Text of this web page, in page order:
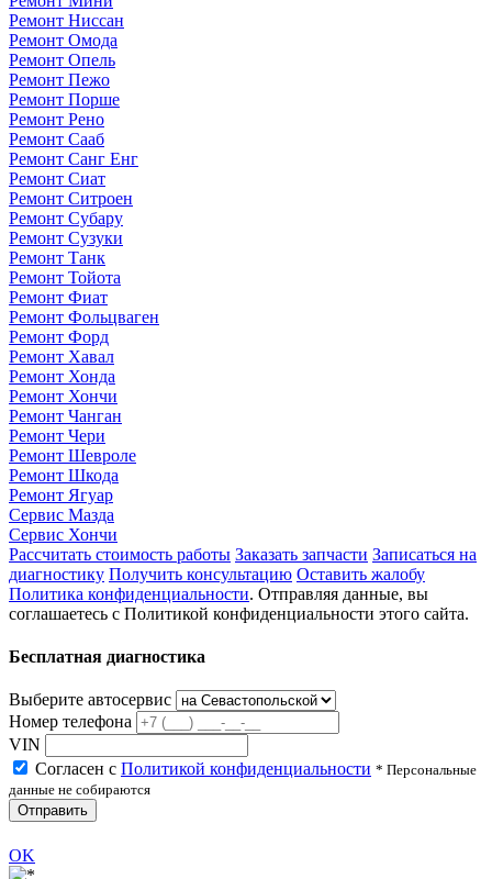
Ремонт Ниссан
Ремонт Омода
Ремонт Опель
Ремонт Пежо
Ремонт Порше
Ремонт Рено
Ремонт Сааб
Ремонт Санг Енг
Ремонт Сиат
Ремонт Ситроен
Ремонт Субару
Ремонт Сузуки
Ремонт Танк
Ремонт Тойота
Ремонт Фиат
Ремонт Фольцваген
Ремонт Форд
Ремонт Хавал
Ремонт Хонда
Ремонт Хончи
Ремонт Чанган
Ремонт Чери
Ремонт Шевроле
Ремонт Шкода
Ремонт Ягуар
Сервис Мазда
Сервис Хончи
Рассчитать стоимость работы Заказать запчасти Записаться на
диагностику Получить консультацию Оставить жалобу
Политика конфиденциальности. Отправляя данные, вы
соглашаетесь с Политикой конфиденциальности этого сайта.
Бесплатная диагностика
Выберите автосервис
Номер телефона
VIN
Согласен с Политикой конфиденциальности * Персональные
данные не собираются
Отправить
OK